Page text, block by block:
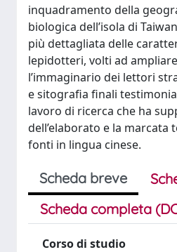
inquadramento della
biologica dell’isola di
più dettagliata delle
lepidotteri, volti ad
l’immaginario dei lettori
e sitografia finali
lavoro di ricerca che ha
dell’elaborato e la marcata
fonti in lingua cinese.
Scheda breve
Scheda completa
Corso di studio